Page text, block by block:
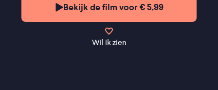
Bekijk de film voor € 5,99
Wil ik zien